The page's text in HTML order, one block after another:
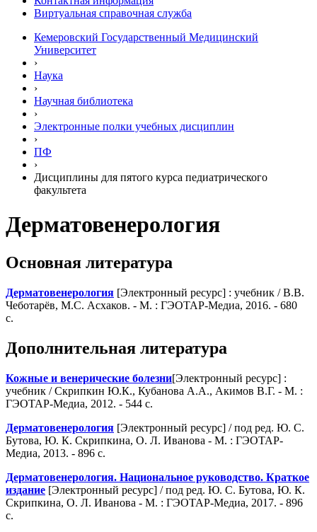
Виртуальная справочная служба
Кемеровский Государственный Медицинский
Университет
›
Наука
›
Научная библиотека
›
Электронные полки учебных диcциплин
›
ПФ
›
Дисциплины для пятого курса педиатрического
факультета
Дерматовенерология
Основная литература
Дерматовенерология [Электронный ресурс] : учебник / В.В.
Чеботарёв, М.С. Асхаков. - М. : ГЭОТАР-Медиа, 2016. - 680
с.
Дополнительная литература
Кожные и венерические болезни[Электронный ресурс] :
учебник / Скрипкин Ю.К., Кубанова А.А., Акимов В.Г. - М. :
ГЭОТАР-Медиа, 2012. - 544 с.
Дерматовенерология [Электронный ресурс] / под ред. Ю. С.
Бутова, Ю. К. Скрипкина, О. Л. Иванова - М. : ГЭОТАР-
Медиа, 2013. - 896 с.
Дерматовенерология. Национальное руководство. Краткое
издание [Электронный ресурс] / под ред. Ю. С. Бутова, Ю. К.
Скрипкина, О. Л. Иванова - М. : ГЭОТАР-Медиа, 2017. - 896
с.